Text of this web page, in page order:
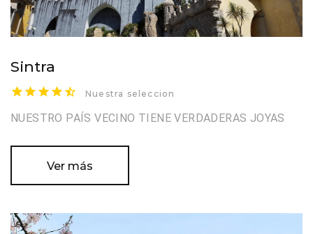
Sintra
Nuestra seleccion
NUESTRO PAÍS VECINO TIENE VERDADERAS JOYAS
Ver más